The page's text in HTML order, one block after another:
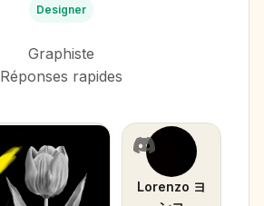
Designer
Graphiste
Réponses rapides
Lorenzo ヨ